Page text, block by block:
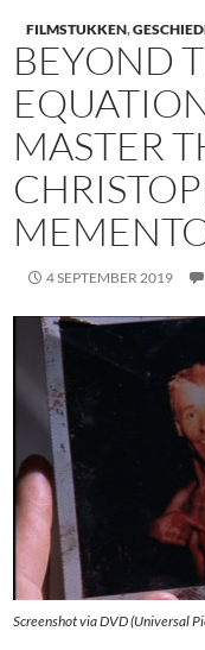
FILMSTUKKEN,
BEYOND
MASTER
4 SEPTEMBER 2019
Screenshot via DVD (Universal